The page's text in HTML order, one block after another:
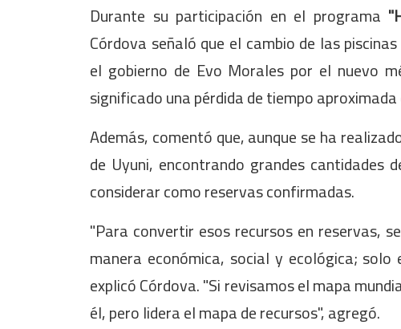
Durante su participación en el programa
Córdova señaló que el cambio de las
el gobierno de Evo Morales por el nuevo
significado una pérdida de tiempo
Además, comentó que, aunque se ha
de Uyuni, encontrando grandes cantidades
considerar como reservas confirmadas.
"Para convertir esos recursos en reservas,
manera económica, social y ecológica; solo
explicó Córdova. "Si revisamos el mapa
él, pero lidera el mapa de recursos", agregó.